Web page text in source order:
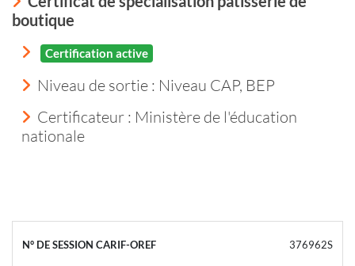
boutique
Certification active
Niveau de sortie : Niveau CAP, BEP
Certificateur : Ministère de l'éducation
nationale
376962S